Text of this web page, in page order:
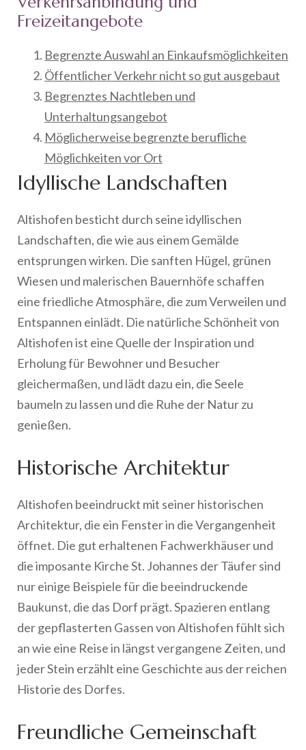
Freizeitangebote
Begrenzte Auswahl an Einkaufsmöglichkeiten
Öffentlicher Verkehr nicht so gut ausgebaut
Begrenztes Nachtleben und
Unterhaltungsangebot
Möglicherweise begrenzte berufliche
Möglichkeiten vor Ort
Idyllische Landschaften
Altishofen besticht durch seine idyllischen
Landschaften, die wie aus einem Gemälde
entsprungen wirken. Die sanften Hügel, grünen
Wiesen und malerischen Bauernhöfe schaffen
eine friedliche Atmosphäre, die zum Verweilen und
Entspannen einlädt. Die natürliche Schönheit von
Altishofen ist eine Quelle der Inspiration und
Erholung für Bewohner und Besucher
gleichermaßen, und lädt dazu ein, die Seele
baumeln zu lassen und die Ruhe der Natur zu
genießen.
Historische Architektur
Altishofen beeindruckt mit seiner historischen
Architektur, die ein Fenster in die Vergangenheit
öffnet. Die gut erhaltenen Fachwerkhäuser und
die imposante Kirche St. Johannes der Täufer sind
nur einige Beispiele für die beeindruckende
Baukunst, die das Dorf prägt. Spazieren entlang
der gepflasterten Gassen von Altishofen fühlt sich
an wie eine Reise in längst vergangene Zeiten, und
jeder Stein erzählt eine Geschichte aus der reichen
Historie des Dorfes.
Freundliche Gemeinschaft